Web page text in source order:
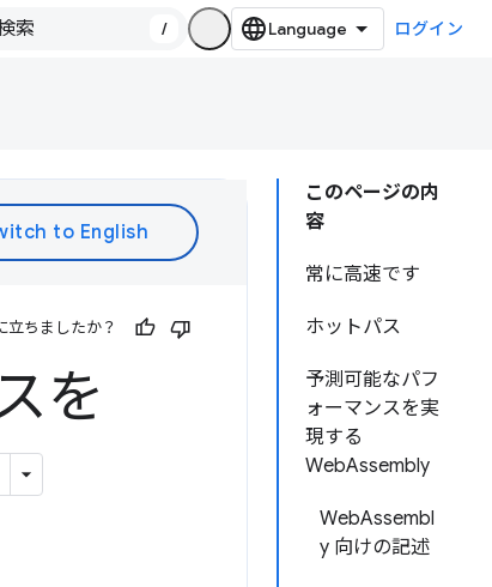
/ ログイン
このページの内
容
常に高速です
ホットパス
予測可能なパフ
ォーマンスを実
現する
WebAssembly
WebAssembl
y 向けの記述
立ちましたか？
を